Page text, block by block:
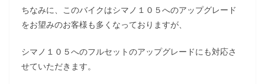
ちなみに、このバイクはシマノ１０５へのアップグレード
をお望みのお客様も多くなっておりますが、
シマノ１０５へのフルセットのアップグレードにも対応さ
せていただきます。